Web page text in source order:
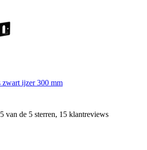
zwart ijzer 300 mm
van de 5 sterren, 15 klantreviews